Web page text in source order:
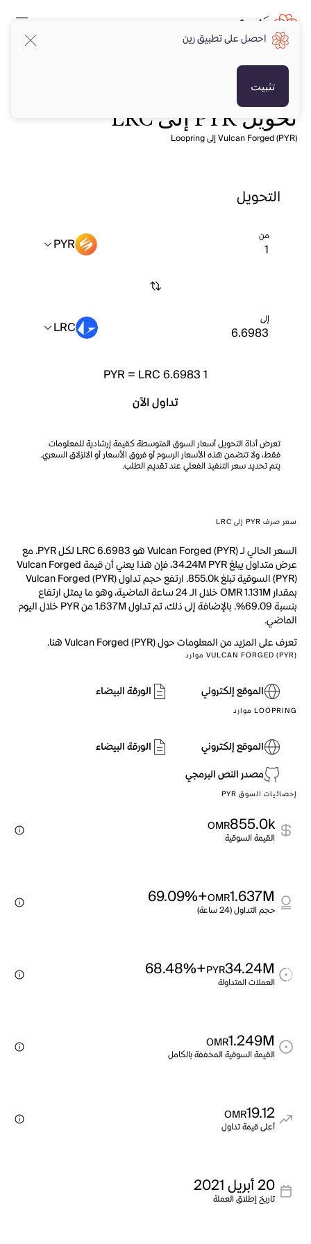
تحويل PYR إلى LRC
Vulcan Forged (PYR) إلى Loopring
التحويل
من PYR
إلى LRC
1
PYR = LRC 6.6983
تداول الآن
تعرض أداة التحويل أسعار السوق المتوسطة كقيمة إرشادية للمعلومات
فقط، ولا تتضمن هذه الأسعار الرسوم أو فروق الأسعار أو الانزلاق السعري.
يتم تحديد سعر التنفيذ الفعلي عند تقديم الطلب.
سعر صرف PYR إلى LRC
السعر الحالي لـ Vulcan Forged (PYR) هو LRC 6.6983 لكل PYR. مع
عرض متداول يبلغ 34.24M PYR، فإن هذا يعني أن قيمة Vulcan Forged
(PYR) السوقية تبلغ 855.0k. ارتفع حجم تداول Vulcan Forged (PYR)
بمقدار OMR 1.131M خلال الـ 24 ساعة الماضية، وهو ما يمثل ارتفاع
بنسبة 69.09%. بالإضافة إلى ذلك، تم تداول 1.637M من PYR خلال اليوم
الماضي.
تعرف على المزيد من المعلومات حول Vulcan Forged (PYR) هنا.
VULCAN FORGED (PYR) موارد
الموقع إلكتروني الورقة البيضاء
LOOPRING موارد
الموقع إلكتروني
الورقة البيضاء
مصدر النص البرمجي
إحصائيات السوق PYR
855.0k
OMR
القيمة السوقية
1.637M
OMR
+69.09%
حجم التداول (24 ساعة)
34.24M
PYR
+68.48%
العملات المتداولة
1.249M
OMR
القيمة السوقية المخففة بالكامل
19.12
OMR
أعلى قيمة تداول
20 أبريل 2021
تاريخ إطلاق العملة
احصل على تطبيق رين
تثبيت